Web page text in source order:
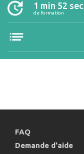
1 min 52 sec
de formation
FAQ
Demande d'aide